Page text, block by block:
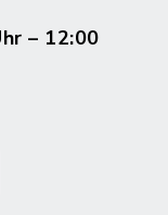
– 12:00